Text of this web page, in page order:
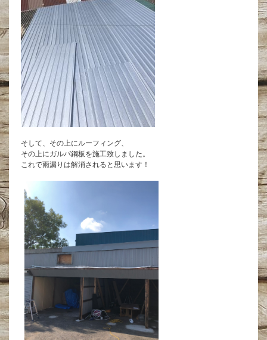
そして、その上にルーフィング、
その上にガルバ鋼板を施工致しました。
これで雨漏りは解消されると思います！